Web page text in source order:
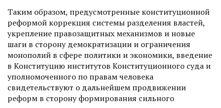
Таким образом, предусмотренные конституционной
реформой коррекция системы разделения властей,
укрепление правозащитных механизмов и новые
шаги в сторону демократизации и ограничения
монополий в сфере политики и экономики, введение
в Конституцию институтов Конституционного суда и
уполномоченного по правам человека
свидетельствуют о дальнейшем продвижении
реформ в сторону формирования сильного